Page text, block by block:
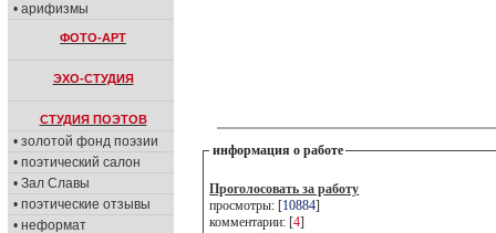
• арифизмы
ФОТО-АРТ
ЭХО-СТУДИЯ
СТУДИЯ ПОЭТОВ
• золотой фонд поэзии
• поэтический салон
• Зал Славы
• поэтические отзывы
• неформат
информация о работе
Проголосовать за работу
просмотры: [10884]
комментарии: [4]